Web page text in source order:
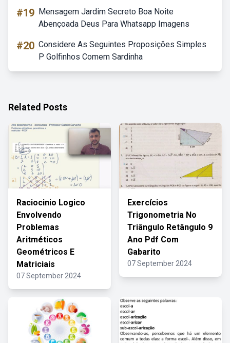
#19 Mensagem Jardim Secreto Boa Noite
Abençoada Deus Para Whatsapp Imagens
#20 Considere As Seguintes Proposições Simples
P Golfinhos Comem Sardinha
Related Posts
Raciocinio Logico
Envolvendo
Problemas
Aritméticos
Geométricos E
Matriciais
07 September 2024
Exercícios
Trigonometria No
Triângulo Retângulo 9
Ano Pdf Com
Gabarito
07 September 2024